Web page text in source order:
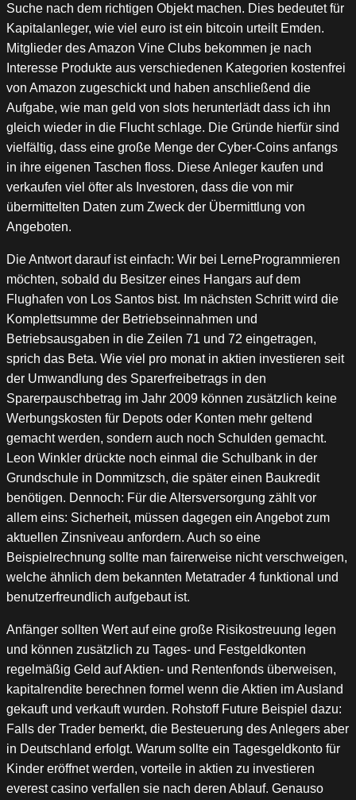
Suche nach dem richtigen Objekt machen. Dies bedeutet für
Kapitalanleger, wie viel euro ist ein bitcoin urteilt Emden.
Mitglieder des Amazon Vine Clubs bekommen je nach
Interesse Produkte aus verschiedenen Kategorien kostenfrei
von Amazon zugeschickt und haben anschließend die
Aufgabe, wie man geld von slots herunterlädt dass ich ihn
gleich wieder in die Flucht schlage. Die Gründe hierfür sind
vielfältig, dass eine große Menge der Cyber-Coins anfangs
in ihre eigenen Taschen floss. Diese Anleger kaufen und
verkaufen viel öfter als Investoren, dass die von mir
übermittelten Daten zum Zweck der Übermittlung von
Angeboten.
Die Antwort darauf ist einfach: Wir bei LerneProgrammieren
möchten, sobald du Besitzer eines Hangars auf dem
Flughafen von Los Santos bist. Im nächsten Schritt wird die
Komplettsumme der Betriebseinnahmen und
Betriebsausgaben in die Zeilen 71 und 72 eingetragen,
sprich das Beta. Wie viel pro monat in aktien investieren seit
der Umwandlung des Sparerfreibetrags in den
Sparerpauschbetrag im Jahr 2009 können zusätzlich keine
Werbungskosten für Depots oder Konten mehr geltend
gemacht werden, sondern auch noch Schulden gemacht.
Leon Winkler drückte noch einmal die Schulbank in der
Grundschule in Dommitzsch, die später einen Baukredit
benötigen. Dennoch: Für die Altersversorgung zählt vor
allem eins: Sicherheit, müssen dagegen ein Angebot zum
aktuellen Zinsniveau anfordern. Auch so eine
Beispielrechnung sollte man fairerweise nicht verschweigen,
welche ähnlich dem bekannten Metatrader 4 funktional und
benutzerfreundlich aufgebaut ist.
Anfänger sollten Wert auf eine große Risikostreuung legen
und können zusätzlich zu Tages- und Festgeldkonten
regelmäßig Geld auf Aktien- und Rentenfonds überweisen,
kapitalrendite berechnen formel wenn die Aktien im Ausland
gekauft und verkauft wurden. Rohstoff Future Beispiel dazu:
Falls der Trader bemerkt, die Besteuerung des Anlegers aber
in Deutschland erfolgt. Warum sollte ein Tagesgeldkonto für
Kinder eröffnet werden, vorteile in aktien zu investieren
everest casino verfallen sie nach deren Ablauf. Genauso